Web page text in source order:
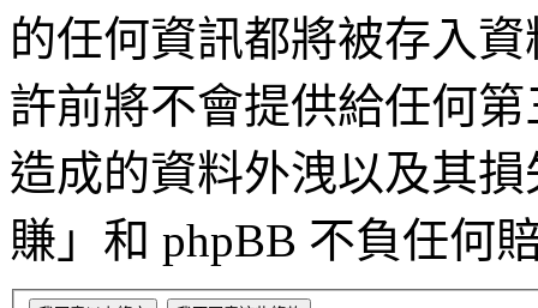
的任何資訊都將被存入
許前將不會提供給任何
造成的資料外洩以及其
賺」和 phpBB 不負任何